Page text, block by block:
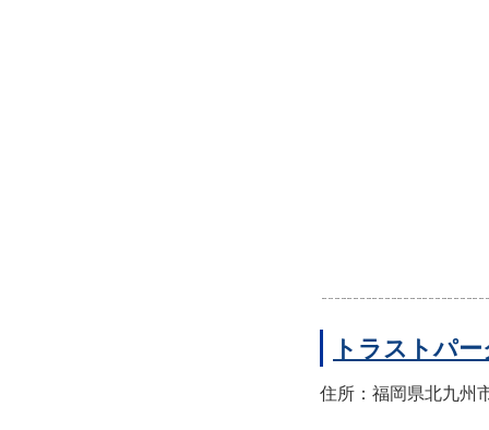
トラストパ
住所：福岡県北九州